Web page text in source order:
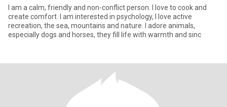
I am a calm, friendly and non-conflict person. I love to cook and
create comfort. I am interested in psychology, I love active
recreation, the sea, mountains and nature. I adore animals,
especially dogs and horses, they fill life with warmth and sinc